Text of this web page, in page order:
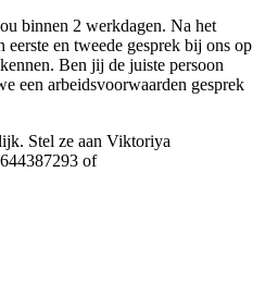
binnen 2 werkdagen. Na het
eerste en tweede gesprek bij ons op
Ben jij de juiste persoon
een arbeidsvoorwaarden gesprek
Stel ze aan Viktoriya
of